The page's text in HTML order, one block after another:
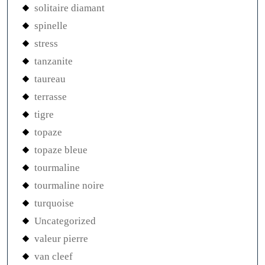
solitaire diamant
spinelle
stress
tanzanite
taureau
terrasse
tigre
topaze
topaze bleue
tourmaline
tourmaline noire
turquoise
Uncategorized
valeur pierre
van cleef